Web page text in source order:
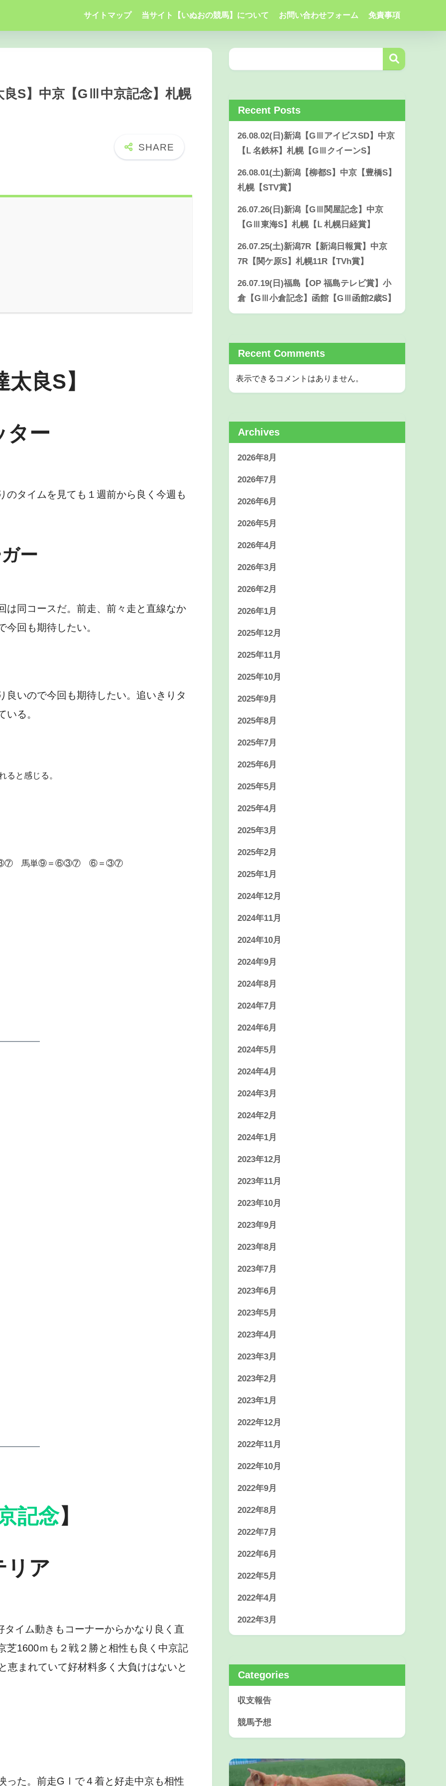
サイトマップ 当サイト【いぬおの競馬】について お問い合わせフォーム 免責事項
良S】中京【GⅢ中京記念】札幌
良S】
ター
のタイムを見ても１週前から良く今週も
ー
は同コースだ。前走、前々走と直線なか
回も期待したい。
良いので今回も期待したい。追いきりタ
る。
ると感じる。
馬単⑨＝⑥③⑦ ⑥＝③⑦
記念】
リア
イム動きもコーナーからかなり良く直
芝1600ｍも２戦２勝と相性も良く中京記
恵まれていて好材料多く大負けはないと
った。前走GⅠで４着と好走中京も相性
Recent Posts
26.08.02(日)新潟【GⅢアイビスSD】中京
【Ⅼ 名鉄杯】札幌【GⅢクイーンS】
26.08.01(土)新潟【柳都S】中京【豊橋S】
札幌【STV賞】
26.07.26(日)新潟【GⅢ関屋記念】中京
【GⅢ東海S】札幌【Ⅼ 札幌日経賞】
26.07.25(土)新潟7R【新潟日報賞】中京
7R【関ケ原S】札幌11R【TVh賞】
26.07.19(日)福島【OP 福島テレビ賞】小
倉【GⅢ小倉記念】函館【GⅢ函館2歳S】
Recent Comments
表示できるコメントはありません。
Archives
2026年8月
2026年7月
2026年6月
2026年5月
2026年4月
2026年3月
2026年2月
2026年1月
2025年12月
2025年11月
2025年10月
2025年9月
2025年8月
2025年7月
2025年6月
2025年5月
2025年4月
2025年3月
2025年2月
2025年1月
2024年12月
2024年11月
2024年10月
2024年9月
2024年8月
2024年7月
2024年6月
2024年5月
2024年4月
2024年3月
2024年2月
2024年1月
2023年12月
2023年11月
2023年10月
2023年9月
2023年8月
2023年7月
2023年6月
2023年5月
2023年4月
2023年3月
2023年2月
2023年1月
2022年12月
2022年11月
2022年10月
2022年9月
2022年8月
2022年7月
2022年6月
2022年5月
2022年4月
2022年3月
Categories
収支報告
競馬予想